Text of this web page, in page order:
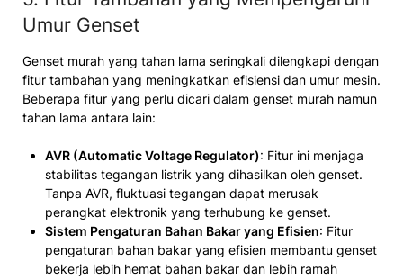
Umur Genset
Genset murah yang tahan lama seringkali dilengkapi dengan
fitur tambahan yang meningkatkan efisiensi dan umur mesin.
Beberapa fitur yang perlu dicari dalam genset murah namun
tahan lama antara lain:
AVR (Automatic Voltage Regulator): Fitur ini menjaga
stabilitas tegangan listrik yang dihasilkan oleh genset.
Tanpa AVR, fluktuasi tegangan dapat merusak
perangkat elektronik yang terhubung ke genset.
Sistem Pengaturan Bahan Bakar yang Efisien: Fitur
pengaturan bahan bakar yang efisien membantu genset
bekerja lebih hemat bahan bakar dan lebih ramah